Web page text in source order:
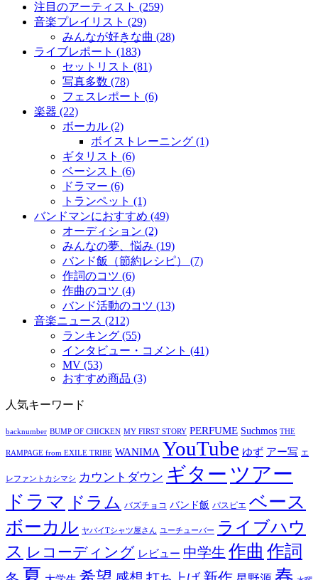
注目のアーティスト (259)
音楽プレイリスト (29)
みんなが好きな曲 (28)
ライブレポート (183)
セットリスト (81)
写真多数 (78)
フェスレポート (6)
楽器 (22)
ボーカル (2)
ボイストレーニング (1)
ギタリスト (6)
ベーシスト (6)
ドラマー (6)
トランペット (1)
バンドマンにおすすめ (49)
オーディション (2)
みんなの夢、悩み (19)
バンド飯（節約レシピ） (7)
作詞のコツ (6)
作曲のコツ (4)
バンド活動のコツ (13)
音楽ニュース (212)
ランキング (55)
インタビュー・コメント (41)
MV (53)
おすすめ商品 (3)
人気キーワード
backnumber BUMP OF CHICKEN MY FIRST STORY PERFUME Suchmos THE
RAMPAGE from EXILE TRIBE WANIMA YouTube ゆず アー写 エ
レファントカシマシ カウントダウン ギター ツアー
ドラマ ドラム バズチョコ バンド飯 パスピエ ベース
ボーカル ヤバイTシャツ屋さん ユーチューバー
ライブハウ
ス レコーディング レビュー 中学生 作曲 作詞